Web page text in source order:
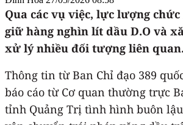
Qua các vụ việc, lực lượng
giữ hàng nghìn lít dầu D.O và
xử lý nhiều đối tượng liên
Thông tin từ Ban Chỉ đạo 389
báo cáo từ Cơ quan thường trực
tỉnh Quảng Trị tình hình buôn